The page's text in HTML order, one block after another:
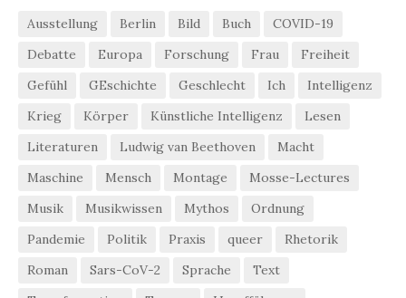
Ausstellung Berlin Bild Buch
COVID-19
Debatte
Europa Forschung Frau
Freiheit
Gefühl
GEschichte Geschlecht Ich
Intelligenz
Krieg
Körper Künstliche Intelligenz
Lesen
Literaturen
Ludwig van Beethoven
Macht
Maschine
Mensch Montage
Mosse-Lectures
Musik
Musikwissen Mythos
Ordnung
Pandemie
Politik Praxis queer
Rhetorik
Roman
Sars-CoV-2 Sprache
Text